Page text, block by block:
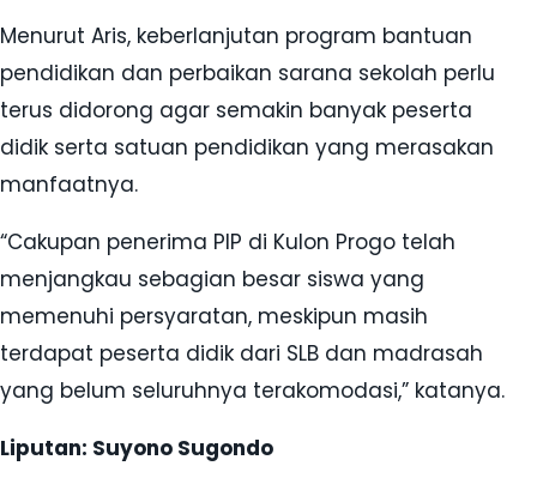
Menurut Aris, keberlanjutan program bantuan
pendidikan dan perbaikan sarana sekolah perlu
terus didorong agar semakin banyak peserta
didik serta satuan pendidikan yang merasakan
manfaatnya.
“Cakupan penerima PIP di Kulon Progo telah
menjangkau sebagian besar siswa yang
memenuhi persyaratan, meskipun masih
terdapat peserta didik dari SLB dan madrasah
yang belum seluruhnya terakomodasi,” katanya.
Liputan: Suyono Sugondo